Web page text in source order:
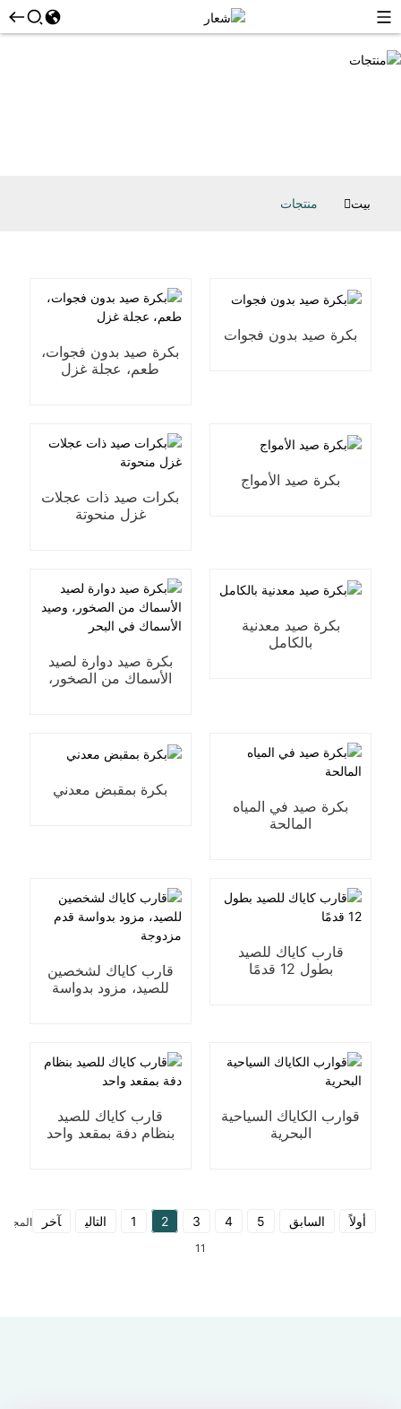
بيت منتجات
بكرة صيد بدون فجوات
بكرة صيد بدون فجوات،
طعم، عجلة غزل
بكرة صيد الأمواج
بكرات صيد ذات عجلات
غزل منحوتة
بكرة صيد معدنية
بالكامل
بكرة صيد دوارة لصيد
الأسماك من الصخور،
بكرة صيد في المياه
المالحة
بكرة بمقبض معدني
قارب كاياك للصيد
بطول 12 قدمًا
قارب كاياك لشخصين
للصيد، مزود بدواسة
قوارب الكاياك السياحية
البحرية
قارب كاياك للصيد
بنظام دفة بمقعد واحد
أولاً السابق 1 2 3 4 5 التالي آخر
11